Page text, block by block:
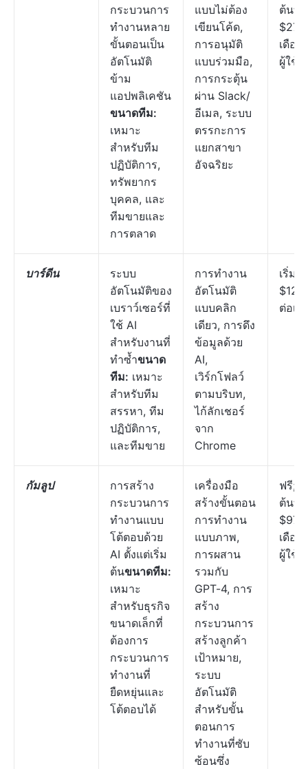
กระบวนการ
ทำงานหลาย
ขั้นตอนเป็น
อัตโนมัติ
ข้าม
แอปพลิเคชัน
ขนาดทีม:
เหมาะ
สำหรับทีม
ปฏิบัติการ,
ทรัพยากร
บุคคล, และ
ทีมขายและ
การตลาด
แบบไม่ต้อง
เขียนโค้ด,
การอนุมัติ
แบบร่วมมือ,
การกระตุ้น
ผ่าน Slack/
อีเมล, ระบบ
ตรรกะการ
แยกสาขา
อัจฉริยะ
ต้นที่
$27/
เดือน
ผู้ใช้
บาร์ดีน
ระบบ
อัตโนมัติของ
เบราว์เซอร์ที่
ใช้ AI
สำหรับงานที่
ทำซ้ำขนาด
ทีม: เหมาะ
สำหรับทีม
สรรหา, ทีม
ปฏิบัติการ,
และทีมขาย
การทำงาน
อัตโนมัติ
แบบคลิก
เดียว, การดึง
ข้อมูลด้วย
AI,
เวิร์กโฟลว์
ตามบริบท,
ไก้ลักเชอร์
จาก
Chrome
เริ่มต้
$129
ต่อเดื
กัมลูป
การสร้าง
กระบวนการ
ทำงานแบบ
โต้ตอบด้วย
AI ตั้งแต่เริ่ม
ต้นขนาดทีม:
เหมาะ
สำหรับธุรกิจ
ขนาดเล็กที่
ต้องการ
กระบวนการ
ทำงานที่
ยืดหยุ่นและ
โต้ตอบได้
เครื่องมือ
สร้างขั้นตอน
การทำงาน
แบบภาพ,
การผสาน
รวมกับ
GPT-4, การ
สร้าง
กระบวนการ
สร้างลูกค้า
เป้าหมาย,
ระบบ
อัตโนมัติ
สำหรับขั้น
ตอนการ
ทำงานที่ซับ
ซ้อนซึ่ง
ฟรี; เ
ต้นที่
$97/
เดือน
ผู้ใช้